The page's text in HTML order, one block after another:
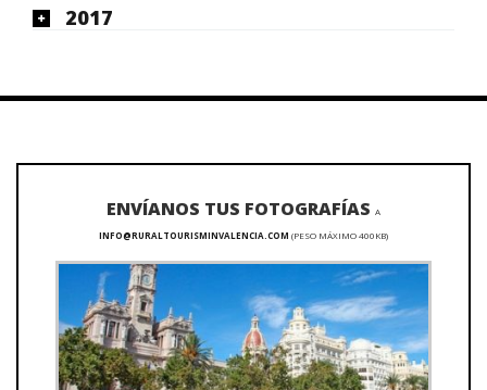
2017
ENVÍANOS TUS FOTOGRAFÍAS A
INFO@RURALTOURISMINVALENCIA.COM (PESO MÁXIMO 400KB)